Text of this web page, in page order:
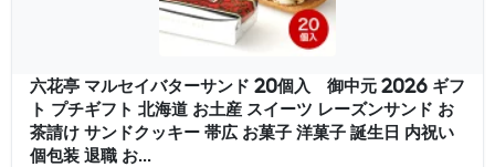
六花亭 マルセイバターサンド 20個入 御中元 2026 ギフ
ト プチギフト 北海道 お土産 スイーツ レーズンサンド お
茶請け サンドクッキー 帯広 お菓子 洋菓子 誕生日 内祝い
個包装 退職 お...